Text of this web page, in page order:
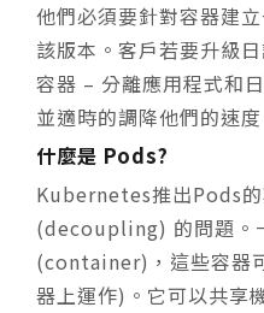
他們必須要針對容器建
該版本。客戶若要升級
容器 – 分離應用程式和
並適時的調降他們的速度
什麼是 Pods?
Kubernetes推出Pods
(decoupling) 的問題。
(container)，這些容器
器上運作)。它可以共享